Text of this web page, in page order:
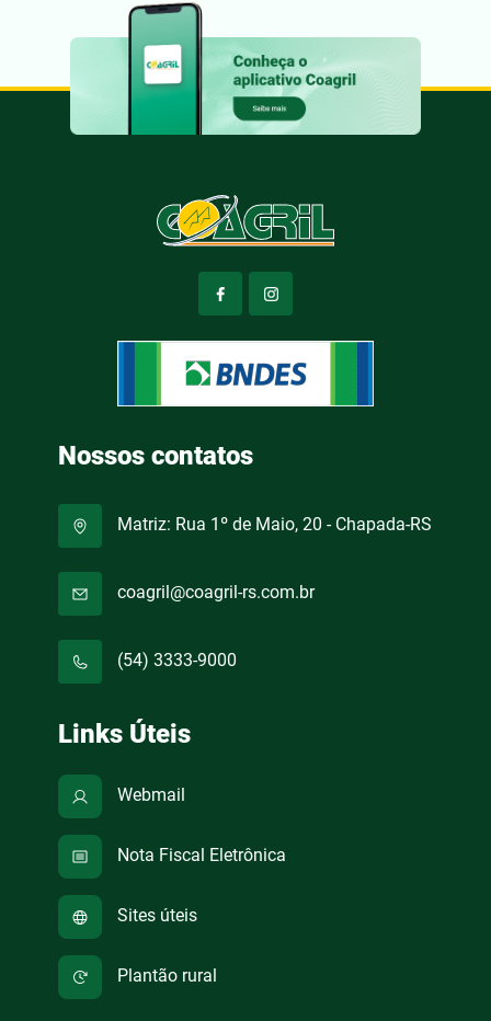
Nossos contatos
Matriz: Rua 1º de Maio, 20 - Chapada-RS
coagril@coagril-rs.com.br
(54) 3333-9000
Links Úteis
Webmail
Nota Fiscal Eletrônica
Sites úteis
Plantão rural